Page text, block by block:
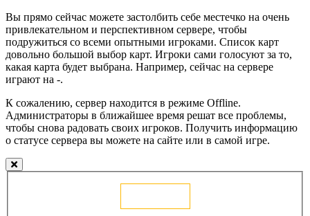
Вы прямо сейчас можете застолбить себе местечко на очень
привлекательном и перспективном сервере, чтобы
подружиться со всеми опытными игроками. Список карт
довольно большой выбор карт. Игроки сами голосуют за то,
какая карта будет выбрана. Например, сейчас на сервере
играют на -.
К сожалению, сервер находится в режиме Offline.
Администраторы в ближайшее время решат все проблемы,
чтобы снова радовать своих игроков. Получить информацию
о статусе сервера вы можете на сайте или в самой игре.